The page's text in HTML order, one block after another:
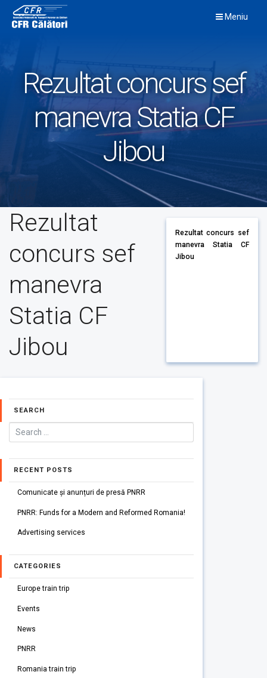
content
Meniu
Rezultat concurs sef
manevra Statia CF
Jibou
Rezultat
concurs sef
manevra
Statia CF
Jibou
Rezultat concurs sef
manevra Statia CF
Jibou
SEARCH
RECENT POSTS
Comunicate și anunțuri de presă PNRR
PNRR: Funds for a Modern and Reformed Romania!
Advertising services
CATEGORIES
Europe train trip
Events
News
PNRR
Romania train trip